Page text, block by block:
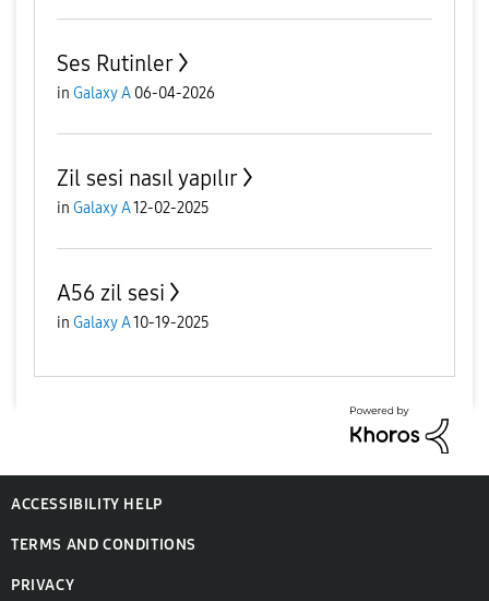
Ses Rutinler
in Galaxy A 06-04-2026
Zil sesi nasıl yapılır
in Galaxy A12-02-2025
A56 zil sesi
in Galaxy A10-19-2025
ACCESSIBILITY HELP
TERMS AND CONDITIONS
PRIVACY